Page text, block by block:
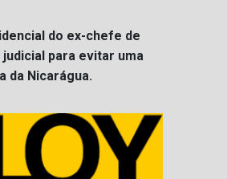
do ex-chefe de
para evitar uma
da Nicarágua.